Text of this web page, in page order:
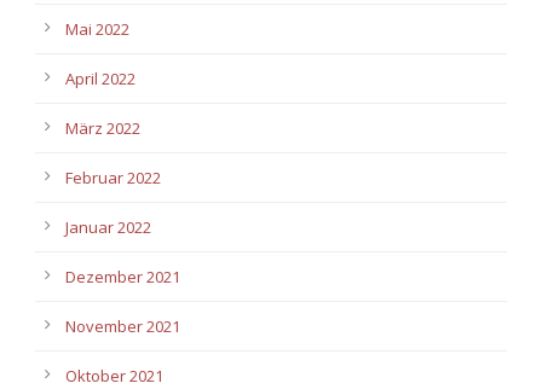
Mai 2022
April 2022
März 2022
Februar 2022
Januar 2022
Dezember 2021
November 2021
Oktober 2021